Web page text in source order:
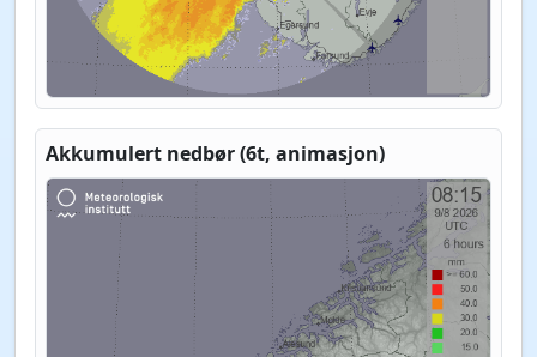
Akkumulert nedbør (6t, animasjon)